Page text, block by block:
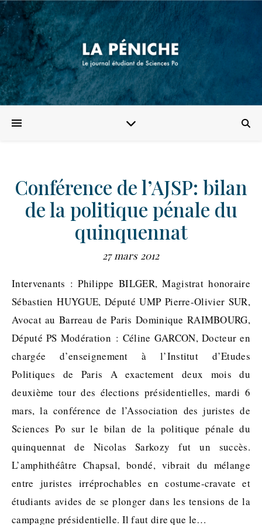
Conférence de l’AJSP: bilan
de la politique pénale du
quinquennat
27 mars 2012
Intervenants : Philippe BILGER, Magistrat honoraire
Sébastien HUYGUE, Député UMP Pierre-Olivier SUR,
Avocat au Barreau de Paris Dominique RAIMBOURG,
Député PS Modération : Céline GARCON, Docteur en
chargée d’enseignement à l’Institut d’Etudes
Politiques de Paris A exactement deux mois du
deuxième tour des élections présidentielles, mardi 6
mars, la conférence de l’Association des juristes de
Sciences Po sur le bilan de la politique pénale du
quinquennat de Nicolas Sarkozy fut un succès.
L’amphithéâtre Chapsal, bondé, vibrait du mélange
entre juristes irréprochables en costume-cravate et
étudiants avides de se plonger dans les tensions de la
campagne présidentielle. Il faut dire que le…